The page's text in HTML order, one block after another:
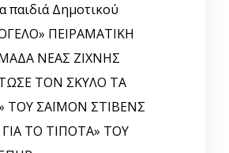
παιδιά Δημοτικού
ΠΕΙΡΑΜΑΤΙΚΗ
ΝΕΑΣ ΖΙΧΝΗΣ
ΤΟΝ ΣΚΥΛΟ ΤΑ
ΤΟΥ ΣΑΪΜΟΝ ΣΤΙΒΕΝΣ
ΤΟ ΤΙΠΟΤΑ» ΤΟΥ